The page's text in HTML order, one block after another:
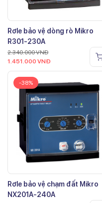
Rơle bảo vệ dòng rò Mikro
R301-230A
2.340.000VNĐ
1.451.000 VNĐ
-38%
Rơle bảo vệ chạm đất Mikro
NX201A-240A